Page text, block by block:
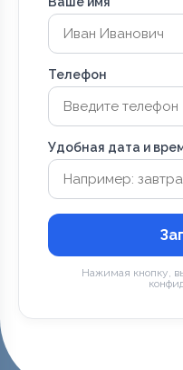
Телефон
Удобная дата и
Нажимая кнопку,